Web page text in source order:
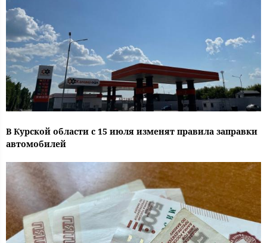
В Курской области с 15 июля изменят правила заправки
автомобилей